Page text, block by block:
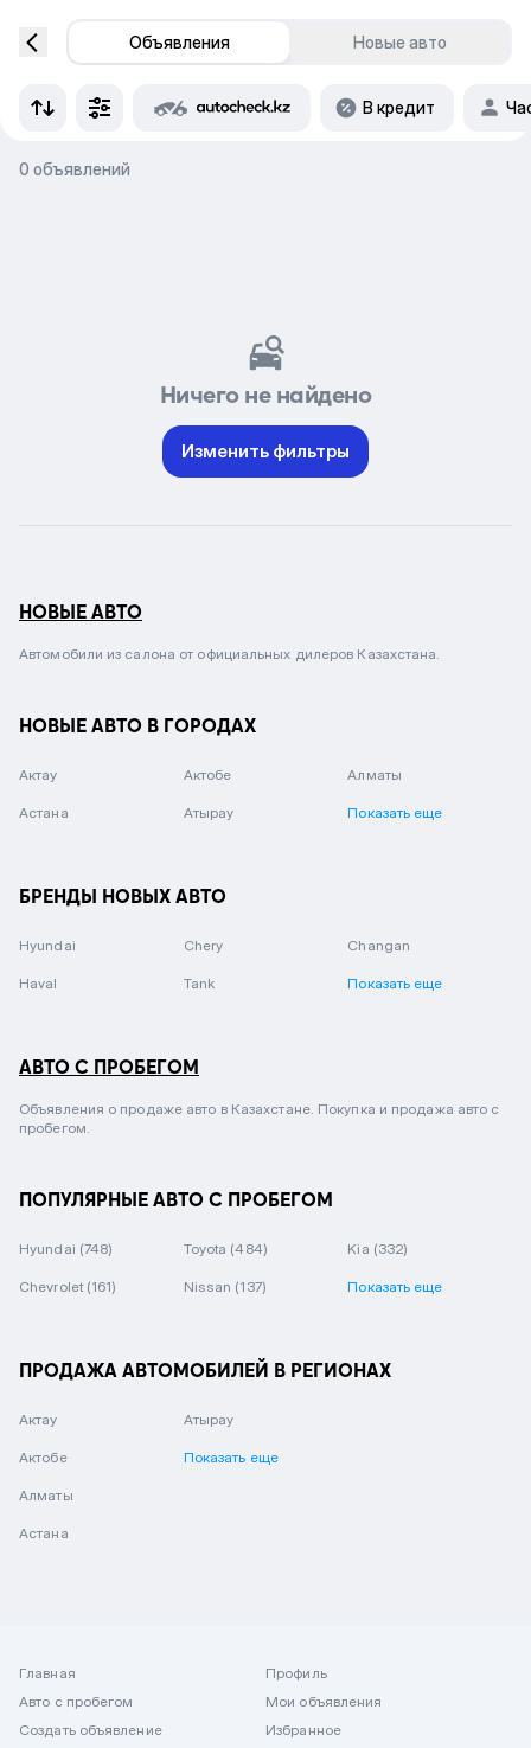
Объявления Новые авто
В кредит
0 объявлений
Ничего не найдено
Изменить фильтры
НОВЫЕ АВТО
Автомобили из салона от официальных дилеров Казахстана.
НОВЫЕ АВТО В ГОРОДАХ
Актау Актобе Алматы
Астана Атырау Показать еще
БРЕНДЫ НОВЫХ АВТО
Hyundai Chery Changan
Haval Tank Показать еще
АВТО С ПРОБЕГОМ
Объявления о продаже авто в Казахстане. Покупка и продажа авто с
пробегом.
ПОПУЛЯРНЫЕ АВТО С ПРОБЕГОМ
Hyundai (748) Toyota (484) Kia (332)
Chevrolet (161) Nissan (137) Показать еще
ПРОДАЖА АВТОМОБИЛЕЙ В РЕГИОНАХ
Актау
Актобе
Алматы
Астана
Атырау
Показать еще
Главная
Авто с пробегом
Создать объявление
Профиль
Мои объявления
Избранное